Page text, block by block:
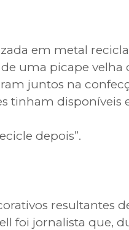
em metal
uma picape velha
juntos na
tinham disponíveis
depois”.
resultantes
foi jornalista que,